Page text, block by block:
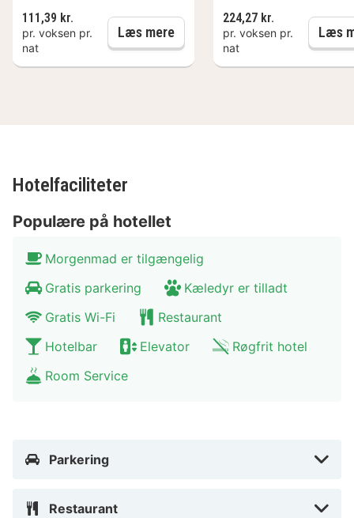
en traditionel ølhave og mini bowling.
Hotellets 63 værelser har satellit-tv, telefon, WiFi for et
224,27 kr.
pr. voksen pr.
nat
Læs
111,39 kr.
pr. voksen pr.
nat
Læs mereMorgenmad
Hotelfaciliteter
Populære på hotellet
Morgenmad er tilgængelig
Gratis parkering
Kæledyr er tilladt
Gratis Wi-Fi
Restaurant
Hotelbar
Elevator
Røgfrit hotel
Room Service
Parkering
Restaurant